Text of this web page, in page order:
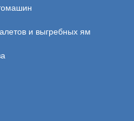
и выгребных ям